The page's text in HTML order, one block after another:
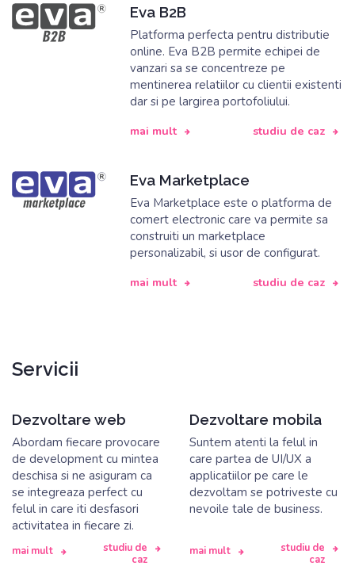
Eva B2B
Platforma perfecta pentru distributie
online. Eva B2B permite echipei de
vanzari sa se concentreze pe
mentinerea relatiilor cu clientii existenti
dar si pe largirea portofoliului.
mai mult
studiu de caz
Eva Marketplace
Eva Marketplace este o platforma de
comert electronic care va permite sa
construiti un marketplace
personalizabil, si usor de configurat.
mai mult
studiu de caz
Servicii
Dezvoltare web
Abordam fiecare provocare
de development cu mintea
deschisa si ne asiguram ca
se integreaza perfect cu
felul in care iti desfasori
activitatea in fiecare zi.
mai mult
studiu de
caz
Dezvoltare mobila
Suntem atenti la felul in
care partea de UI/UX a
applicatiilor pe care le
dezvoltam se potriveste cu
nevoile tale de business.
mai mult
studiu de
caz